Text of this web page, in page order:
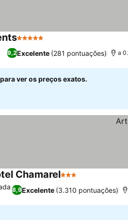
5 Estrelas
9,2Excelente (281 pontuações) a
ver os preços exatos.
Chamarel3 Estrelas
8,9Excelente (3.310 pontuações)